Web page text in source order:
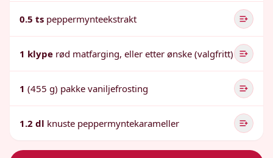
0.5 ts peppermynteekstrakt
1 klype rød matfarging, eller etter ønske (valgfritt)
1 (455 g) pakke vaniljefrosting
1.2 dl knuste peppermyntekarameller